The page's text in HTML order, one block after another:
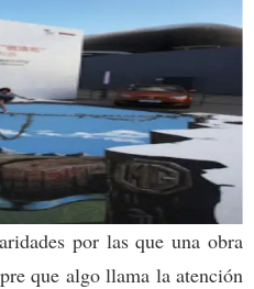
por las que una obra
que algo llama la atención